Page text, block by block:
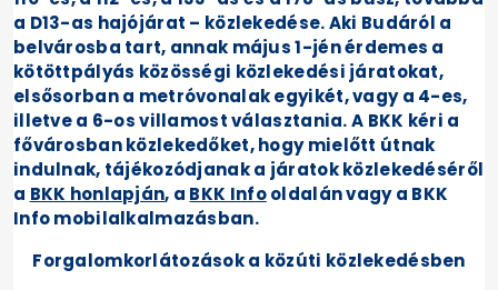
a D13-as hajójárat – közlekedése. Aki Budáról a
belvárosba tart, annak május 1-jén érdemes a
kötöttpályás közösségi közlekedési járatokat,
elsősorban a metróvonalak egyikét, vagy a 4-es,
illetve a 6-os villamost választania. A BKK kéri a
fővárosban közlekedőket, hogy mielőtt útnak
indulnak, tájékozódjanak a járatok közlekedéséről
a BKK honlapján, a BKK Infooldalán vagy a BKK
Info mobilalkalmazásban.
Forgalomkorlátozások a közúti közlekedésben